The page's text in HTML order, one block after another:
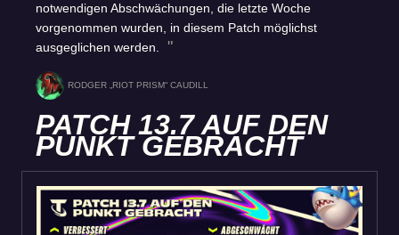
notwendigen Abschwächungen, die letzte Woche
vorgenommen wurden, in diesem Patch möglichst
ausgeglichen werden.
RODGER „RIOT PRISM“ CAUDILL
PATCH 13.7 AUF DEN
PUNKT GEBRACHT